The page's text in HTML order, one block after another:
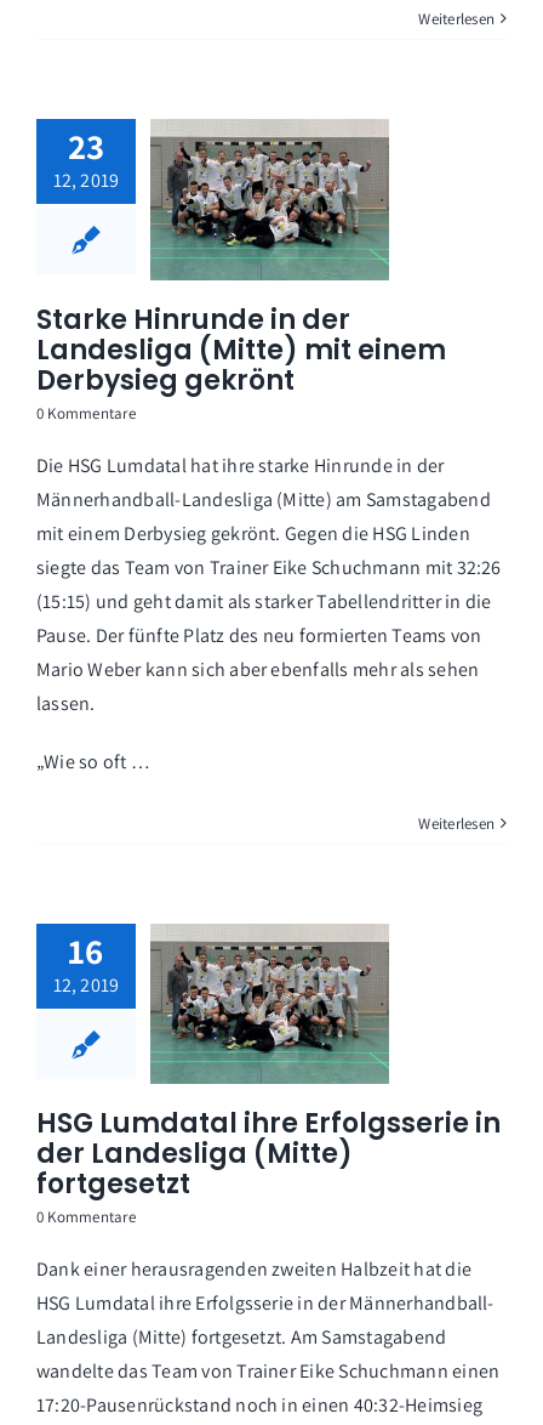
Weiterlesen
23
12, 2019
Starke Hinrunde in der
Landesliga (Mitte) mit einem
Derbysieg gekrönt
0 Kommentare
Die HSG Lumdatal hat ihre starke Hinrunde in der
Männerhandball-Landesliga (Mitte) am Samstagabend
mit einem Derbysieg gekrönt. Gegen die HSG Linden
siegte das Team von Trainer Eike Schuchmann mit 32:26
(15:15) und geht damit als starker Tabellendritter in die
Pause. Der fünfte Platz des neu formierten Teams von
Mario Weber kann sich aber ebenfalls mehr als sehen
lassen.
„Wie so oft …
Weiterlesen
16
12, 2019
HSG Lumdatal ihre Erfolgsserie in
der Landesliga (Mitte)
fortgesetzt
0 Kommentare
Dank einer herausragenden zweiten Halbzeit hat die
HSG Lumdatal ihre Erfolgsserie in der Männerhandball-
Landesliga (Mitte) fortgesetzt. Am Samstagabend
wandelte das Team von Trainer Eike Schuchmann einen
17:20-Pausenrückstand noch in einen 40:32-Heimsieg